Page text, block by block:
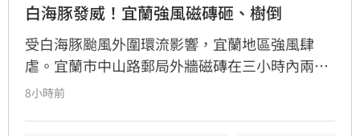
白海豚發威！宜蘭強風磁磚砸、樹倒
受白海豚颱風外圍環流影響，宜蘭地區強風肆
虐。宜蘭市中山路郵局外牆磁磚在三小時內兩度
剝落，武營街亦發生磁磚砸地險象，所幸無人傷
8小時前